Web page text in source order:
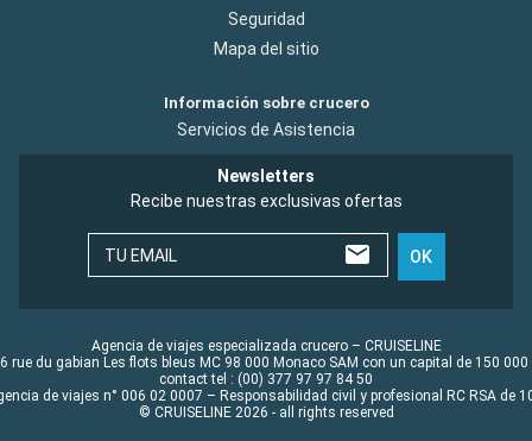
Seguridad
Mapa del sitio
Información sobre crucero
Servicios de Asistencia
Newsletters
Recibe nuestras exclusivas ofertas
TU EMAIL OK
Agencia de viajes especializada crucero – CRUISELINE
rue du gabian Les flots bleus MC 98 000 Monaco SAM con un capital de 150 000
contact tel : (00) 377 97 97 84 50
de viajes n° 006 02 0007 – Responsabilidad civil y profesional RC RSA de
© CRUISELINE 2026 - all rights reserved